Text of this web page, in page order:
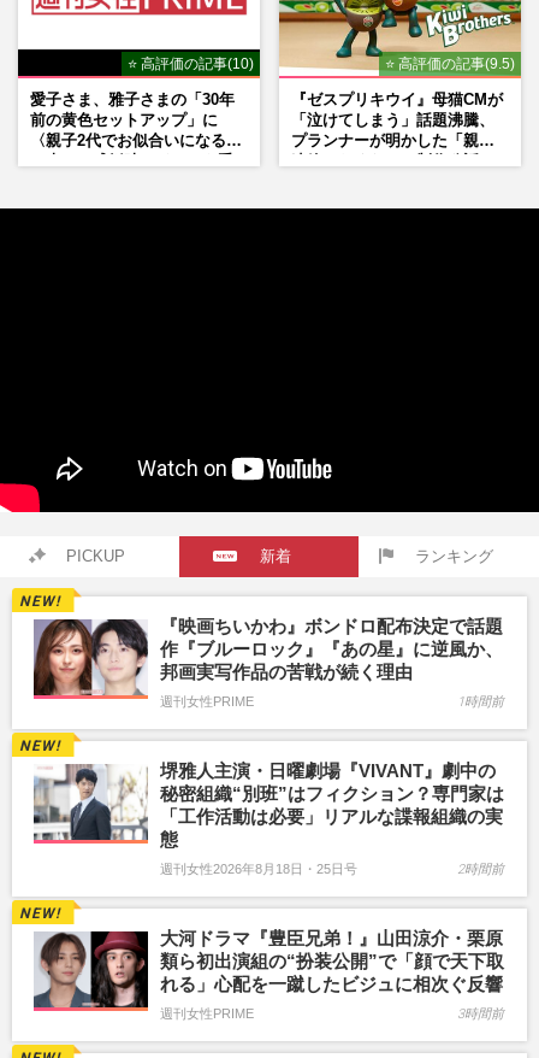
⭐ 高評価の記事(10)
愛子さま、雅子さまの「30年
前の黄色セットアップ」に
〈親子2代でお似合いになる〉
⭐ 高評価の記事(9.5)
『ゼスプリキウイ』母猫CMが
「泣けてしまう」話題沸騰、
プランナーが明かした「親に
PICKUP 新着 ランキング
『映画ちいかわ』ボンドロ配布決定で話題
作『ブルーロック』『あの星』に逆風か、
邦画実写作品の苦戦が続く理由
週刊女性PRIME 1時間前
堺雅人主演・日曜劇場『VIVANT』劇中の
秘密組織“別班”はフィクション？専門家は
「工作活動は必要」リアルな諜報組織の実
態
週刊女性2026年8月18日・25日号 2時間前
大河ドラマ『豊臣兄弟！』山田涼介・栗原
類ら初出演組の“扮装公開”で「顔で天下取
れる」心配を一蹴したビジュに相次ぐ反響
週刊女性PRIME 3時間前